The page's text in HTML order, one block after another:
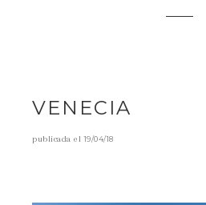
VENECIA
publicada el19/04/18